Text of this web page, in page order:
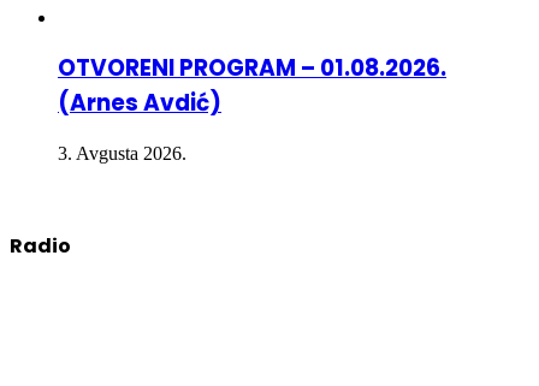
OTVORENI PROGRAM – 01.08.2026.
(Arnes Avdić)
3. Avgusta 2026.
Radio